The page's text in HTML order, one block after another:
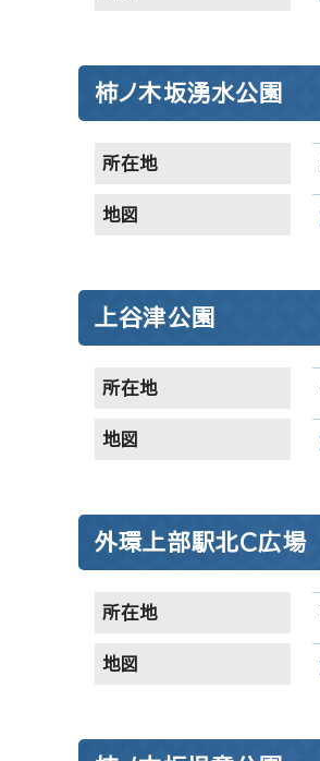
柿ノ木坂湧水公園
所在地
地図
上谷津公園
所在地
地図
外環上部駅北C広場
所在地
地図